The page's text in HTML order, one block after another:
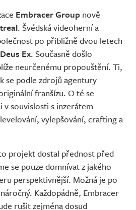
Embracer Group nově
. Švédská videoherní a
po přibližně dvou letech
Ex. Současně došlo
neurčenému propouštění. Ti,
se podle zdrojů agentury
franšízu. O té se
souvislosti s inzerátem
vylepšování, crafting a
projekt dostal přednost před
se pouze domnívat z jakého
perspektivnější. Možná je po
Každopádně, Embracer
rušit zejména dosud